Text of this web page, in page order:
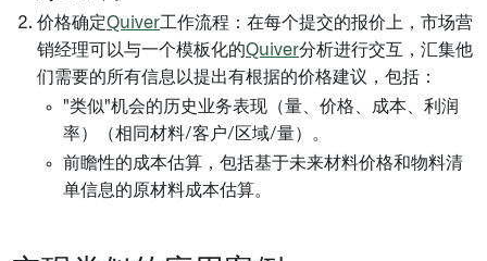
价格确定Quiver工作流程：在每个提交的报价上，市场营
销经理可以与一个模板化的Quiver分析进行交互，汇集他
们需要的所有信息以提出有根据的价格建议，包括：
"类似"机会的历史业务表现（量、价格、成本、利润
率）（相同材料/客户/区域/量）。
前瞻性的成本估算，包括基于未来材料价格和物料清
单信息的原材料成本估算。